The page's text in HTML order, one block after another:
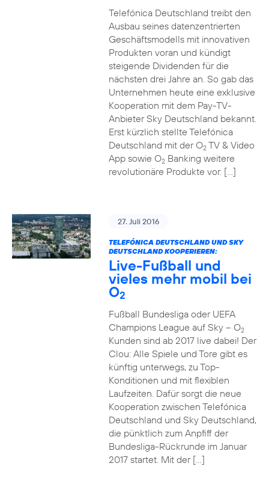
Telefónica Deutschland treibt den
Ausbau seines datenzentrierten
Geschäftsmodells mit innovativen
Produkten voran und kündigt
steigende Dividenden für die
nächsten drei Jahre an. So gab das
Unternehmen heute eine exklusive
Kooperation mit dem Pay-TV-
Anbieter Sky Deutschland bekannt.
Erst kürzlich stellte Telefónica
Deutschland mit der O2TV & Video
App sowie O2Banking weitere
revolutionäre Produkte vor. […]
27. Juli 2016
TELEFÓNICA DEUTSCHLAND UND SKY
DEUTSCHLAND KOOPERIEREN:
Live-Fußball und
vieles mehr mobil bei
O2
Fußball Bundesliga oder UEFA
Champions League auf Sky – O2
Kunden sind ab 2017 live dabei! Der
Clou: Alle Spiele und Tore gibt es
künftig unterwegs, zu Top-
Konditionen und mit flexiblen
Laufzeiten. Dafür sorgt die neue
Kooperation zwischen Telefónica
Deutschland und Sky Deutschland,
die pünktlich zum Anpfiff der
Bundesliga-Rückrunde im Januar
2017 startet. Mit der […]